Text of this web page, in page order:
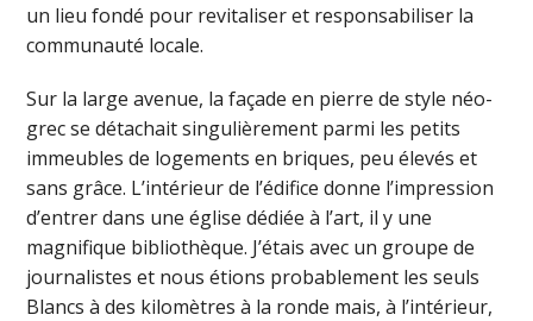
un lieu fondé pour revitaliser et responsabiliser la
communauté locale.
Sur la large avenue, la façade en pierre de style néo-
grec se détachait singulièrement parmi les petits
immeubles de logements en briques, peu élevés et
sans grâce. L’intérieur de l’édifice donne l’impression
d’entrer dans une église dédiée à l’art, il y une
magnifique bibliothèque. J’étais avec un groupe de
journalistes et nous étions probablement les seuls
Blancs à des kilomètres à la ronde mais, à l’intérieur,